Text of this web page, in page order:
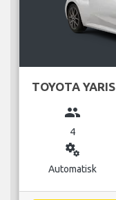
TOYOTA YARIS
group
4
miscellaneous_services
Automatisk